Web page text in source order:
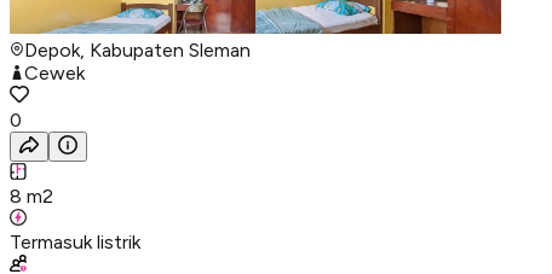
Depok, Kabupaten Sleman
Cewek
0
8 m2
Termasuk listrik